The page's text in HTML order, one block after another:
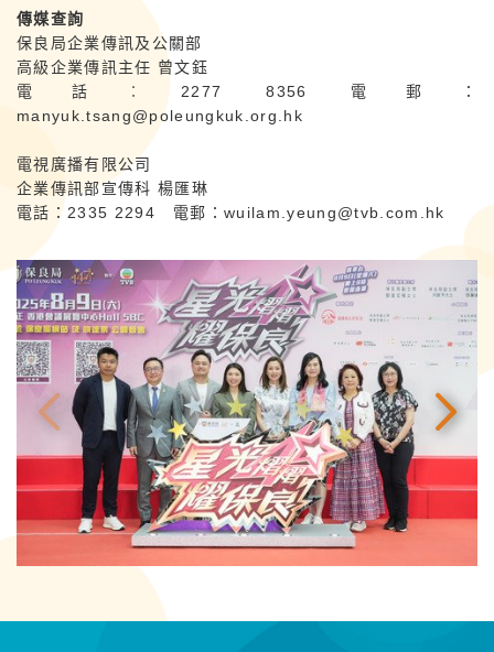
傳媒查詢
保良局企業傳訊及公關部
高級企業傳訊主任 曾文鈺
電話︰2277 8356 電郵：
manyuk.tsang@poleungkuk.org.hk
電視廣播有限公司
企業傳訊部宣傳科 楊匯琳
電話：2335 2294 電郵： wuilam.yeung@tvb.com.hk